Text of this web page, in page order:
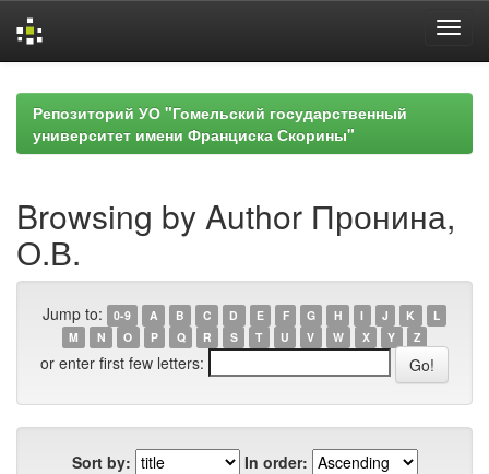
navigationРепозиторий УО "Гомельский государственный
университет имени Франциска Скорины"
Browsing by Author Пронина,
О.В.
Jump to: 0-9 A B C D E F G H I J K
L
M
N O P Q R S T U V W X Y Z
or enter first few letters:
Sort by:
In order: